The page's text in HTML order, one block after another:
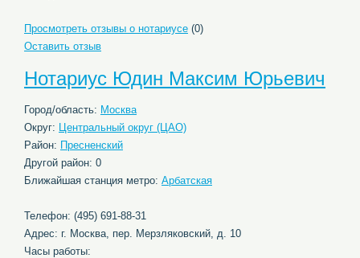
Просмотреть отзывы о нотариусе (0)
Оставить отзыв
Нотариус Юдин Максим Юрьевич
Город/область: Москва
Округ: Центральный округ (ЦАО)
Район: Пресненский
Другой район: 0
Ближайшая станция метро: Арбатская
Телефон: (495) 691-88-31
Адрес: г. Москва, пер. Мерзляковский, д. 10
Часы работы: